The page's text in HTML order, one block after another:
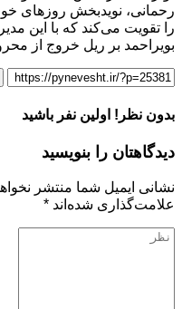
رحمانی، نویدبخش روزهای
را تقویت می‌کند که با این
بویراحمد بر ریل خروج از
بدون نظر! اولین نفر باشید
دیدگاهتان را بنویسید
نشانی ایمیل شما منتشر
علامت‌گذاری شده‌اند *